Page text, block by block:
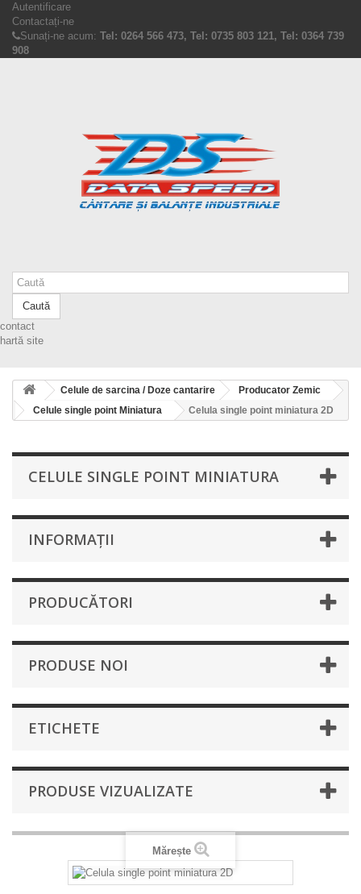
Autentificare
Contactați-ne
Sunați-ne acum: Tel: 0264 566 473, Tel: 0735 803 121, Tel: 0364 739
908
Caută
contact
hartă site
Celule de sarcina / Doze cantarire
Producator Zemic
Celule single point Miniatura
Celula single point miniatura 2D
CELULE SINGLE POINT MINIATURA
INFORMAŢII
PRODUCĂTORI
PRODUSE NOI
ETICHETE
PRODUSE VIZUALIZATE
Mărește